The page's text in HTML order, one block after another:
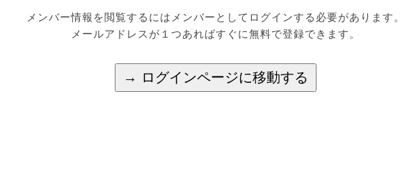
メンバー情報を閲覧するにはメンバーとしてログインする必要があります。
メールアドレスが１つあればすぐに無料で登録できます。